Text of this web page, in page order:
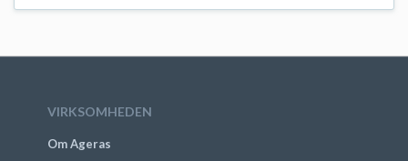
VIRKSOMHEDEN
Om Ageras